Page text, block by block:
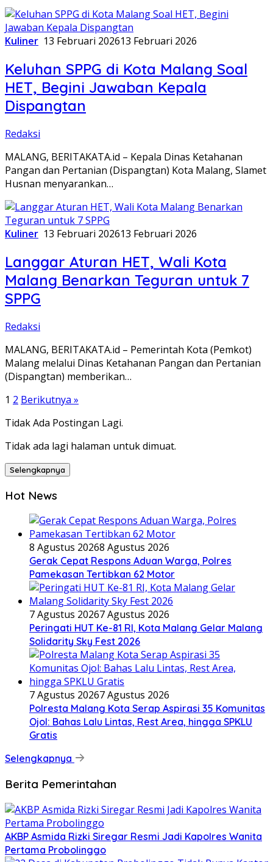
Kuliner 13 Februari 202613 Februari 2026
Keluhan SPPG di Kota Malang Soal
HET, Begini Jawaban Kepala
Dispangtan
Redaksi
MALANG, BERITAKATA.id – Kepala Dinas Ketahanan
Pangan dan Pertanian (Dispangtan) Kota Malang, Slamet
Husnan menyarankan…
Kuliner 13 Februari 202613 Februari 2026
Langgar Aturan HET, Wali Kota
Malang Benarkan Teguran untuk 7
SPPG
Redaksi
MALANG, BERITAKATA.id – Pemerintah Kota (Pemkot)
Malang melalui Dinas Ketahanan Pangan dan Pertanian
(Dispangtan) memberikan…
Paginasi
pos
1 2 Berikutnya »
Tidak Ada Postingan Lagi.
Tidak ada lagi halaman untuk dimuat.
Selengkapnya
Hot News
8 Agustus 20268 Agustus 2026
Gerak Cepat Respons Aduan Warga, Polres
Pamekasan Tertibkan 62 Motor
7 Agustus 20267 Agustus 2026
Peringati HUT Ke-81 RI, Kota Malang Gelar Malang
Solidarity Sky Fest 2026
7 Agustus 20267 Agustus 2026
Polresta Malang Kota Serap Aspirasi 35 Komunitas
Ojol: Bahas Lalu Lintas, Rest Area, hingga SPKLU
Gratis
Selengkapnya
Berita Pemerintahan
AKBP Asmida Rizki Siregar Resmi Jadi Kapolres Wanita
Pertama Probolinggo